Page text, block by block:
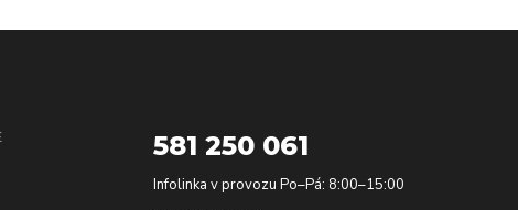
581 250 061
Infolinka v provozu Po–Pá: 8:00–15:00